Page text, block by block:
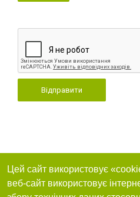
Відправити
Цей сайт використовує
веб-сайт використовує